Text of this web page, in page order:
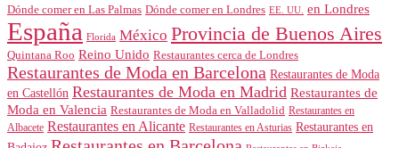
Dónde comer en Las Palmas Dónde comer en Londres EE. UU. en Londres
España Florida México Provincia de Buenos Aires
Quintana Roo Reino Unido Restaurantes cerca de Londres
Restaurantes de Moda en Barcelona Restaurantes de Moda
en Castellón Restaurantes de Moda en Madrid Restaurantes de
Moda en Valencia Restaurantes de Moda en Valladolid Restaurantes en
Albacete Restaurantes en Alicante Restaurantes en Asturias Restaurantes en